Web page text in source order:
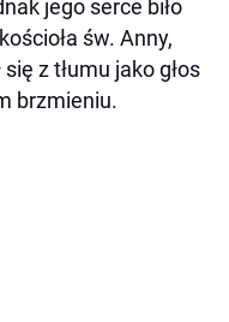
jego serce biło
św. Anny,
z tłumu jako głos
brzmieniu.